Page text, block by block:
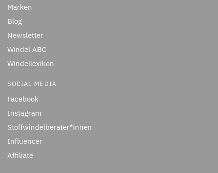
Marken
Blog
Newsletter
Windel ABC
Windellexikon
SOCIAL MEDIA
Facebook
Instagram
Stoffwindelberater*innen
Influencer
Affiliate